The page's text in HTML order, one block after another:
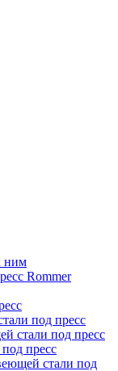
ним
Rommer
под пресс
стали под пресс
пресс
стали под